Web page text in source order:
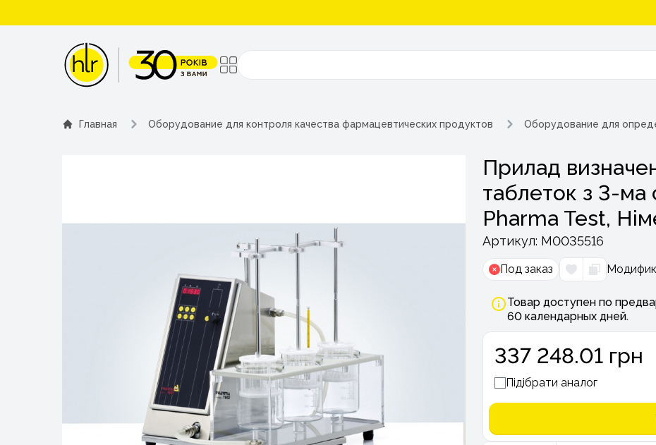
Поиск
Главная Оборудование для контроля качества фармацевтических продуктов Оборудование для
Прилад
таблеток з 3-ма
Pharma Test,
Артикул: М0035516
Под заказ
Товар доступен по
60 календарных дней.
337 248.01 грн
Підібрати аналог